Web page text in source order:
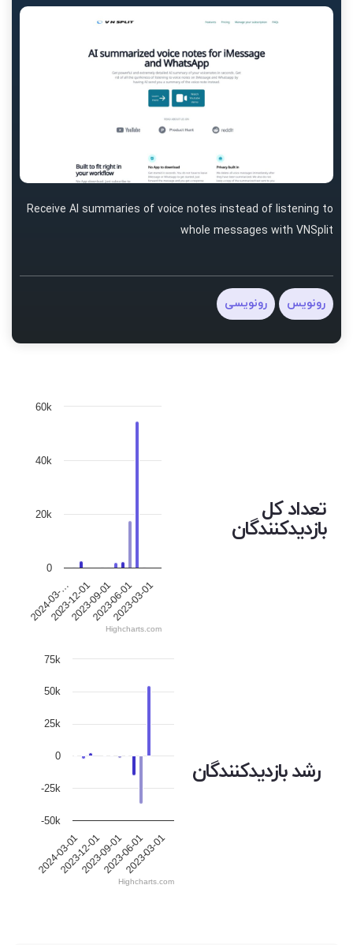
Receive AI summaries of voice notes instead of listening to
whole messages with VNSplit
رونویس رونویسی
تعداد کل
بازدیدکنندگان
2024-03-…
2023-12-012023-09-012023-06-01
2023-03-01
0
20k
40k
60k
Highcharts.com
رشد بازدیدکنندگان
2024-03-01
2023-12-012023-09-012023-06-012023-03-01
-50k
-25k
0
25k
50k
75k
Highcharts.com